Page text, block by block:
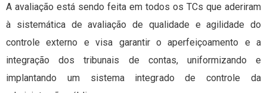
A avaliação está sendo feita em todos os TCs que aderiram
à sistemática de avaliação de qualidade e agilidade do
controle externo e visa garantir o aperfeiçoamento e a
integração dos tribunais de contas, uniformizando e
implantando um sistema integrado de controle da